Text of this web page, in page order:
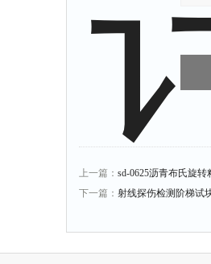
上一篇： sd-0625沥青布氏旋转
下一篇： 射线探伤检测阶梯试